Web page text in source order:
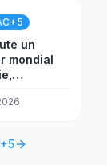
un
mondial
et